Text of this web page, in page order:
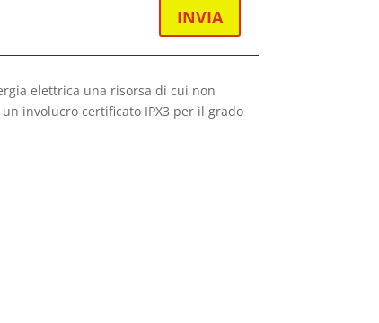
INVIA
elettrica una risorsa di cui non
involucro certificato IPX3 per il grado